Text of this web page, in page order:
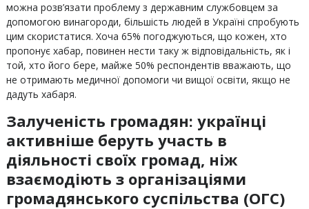
можна розв’язати проблему з державним службовцем за
допомогою винагороди, більшість людей в Україні спробують
цим скористатися. Хоча 65% погоджуються, що кожен, хто
пропонує хабар, повинен нести таку ж відповідальність, як і
той, хто його бере, майже 50% респондентів вважають, що
не отримають медичної допомоги чи вищої освіти, якщо не
дадуть хабаря.
Залученість громадян: українці
активніше беруть участь в
діяльності своїх громад, ніж
взаємодіють з організаціями
громадянського суспільства (ОГС)